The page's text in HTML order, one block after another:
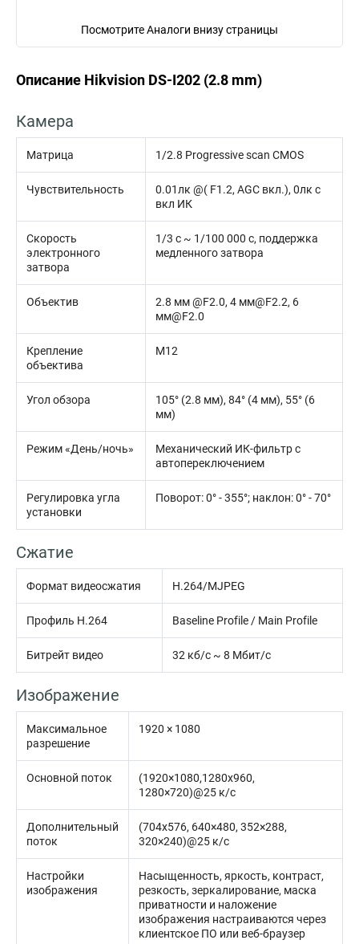
Посмотрите Аналоги внизу страницы
Описание Hikvision DS-I202 (2.8 mm)
Камера
Матрица 1/2.8 Progressive scan CMOS
Чувствительность
0.01лк @( F1.2, AGC вкл.), 0лк с
вкл ИК
Скорость
электронного
затвора
1/3 с ~ 1/100 000 с, поддержка
медленного затвора
Объектив
2.8 мм @F2.0, 4 мм@F2.2, 6
мм@F2.0
Крепление
объектива
М12
Угол обзора
105° (2.8 мм), 84° (4 мм), 55° (6
мм)
Режим «День/ночь»
Механический ИК-фильтр с
автопереключением
Регулировка угла
установки
Поворот: 0° - 355°; наклон: 0° - 70°
Сжатие
Формат видеосжатия H.264/MJPEG
Профиль H.264 Baseline Profile / Main Profile
Битрейт видео 32 кб/с ~ 8 Мбит/с
Изображение
Максимальное
разрешение
1920 × 1080
Основной поток
(1920×1080,1280х960,
1280×720)@25 к/с
Дополнительный
поток
(704х576, 640×480, 352×288,
320×240)@25 к/с
Настройки
изображения
Насыщенность, яркость, контраст,
резкость, зеркалирование, маска
приватности и наложение
изображения настраиваются через
клиентское ПО или веб-браузер